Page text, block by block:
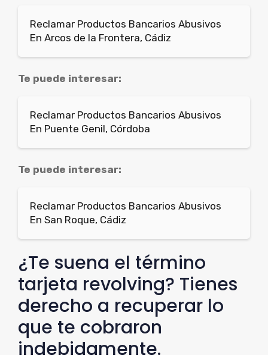
Reclamar Productos Bancarios Abusivos
En Arcos de la Frontera, Cádiz
Te puede interesar:
Reclamar Productos Bancarios Abusivos
En Puente Genil, Córdoba
Te puede interesar:
Reclamar Productos Bancarios Abusivos
En San Roque, Cádiz
¿Te suena el término
tarjeta revolving? Tienes
derecho a recuperar lo
que te cobraron
indebidamente.